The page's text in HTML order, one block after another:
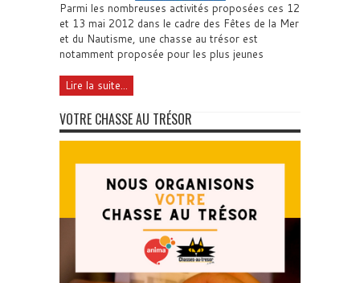
Parmi les nombreuses activités proposées ces 12
et 13 mai 2012 dans le cadre des Fêtes de la Mer
et du Nautisme, une chasse au trésor est
notamment proposée pour les plus jeunes
Lire la suite...
VOTRE CHASSE AU TRÉSOR